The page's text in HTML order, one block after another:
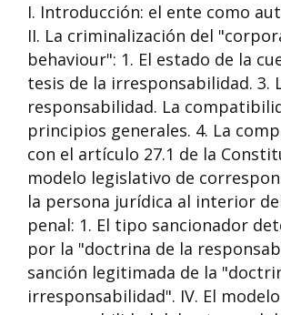
I. Introducción: el ente como
II. La criminalización del
behaviour": 1. El estado de la
tesis de la irresponsabilidad. 3.
responsabilidad. La
principios generales. 4. La
con el artículo 27.1 de la
modelo legislativo de
la persona jurídica al interior
penal: 1. El tipo sancionador
por la "doctrina de la
sanción legitimada de la
irresponsabilidad". IV. El